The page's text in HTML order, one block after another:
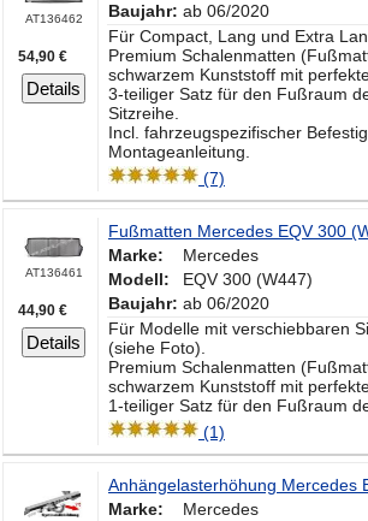
AT136462
54,90 €
Details
Baujahr: ab 06/2020
Für Compact, Lang und Extra
Premium Schalenmatten
schwarzem Kunststoff mit
3-teiliger Satz für den Fußraum
Sitzreihe.
Incl. fahrzeugspezifischer
Montageanleitung.
(7)
AT136461
44,90 €
Details
Fußmatten Mercedes EQV 300
Marke:
Mercedes
Modell:
EQV 300 (W447)
Baujahr: ab 06/2020
Für Modelle mit verschiebbaren
(siehe Foto).
Premium Schalenmatten
schwarzem Kunststoff mit
1-teiliger Satz für den Fußraum
(1)
Anhängelasterhöhung Mercedes
Marke:
Mercedes